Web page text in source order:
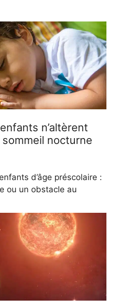
n’altèrent
nocturne
d’âge préscolaire :
ou un obstacle au